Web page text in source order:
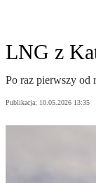
LNG z
Po raz pierwszy od
Publikacja: 10.05.2026 13:35